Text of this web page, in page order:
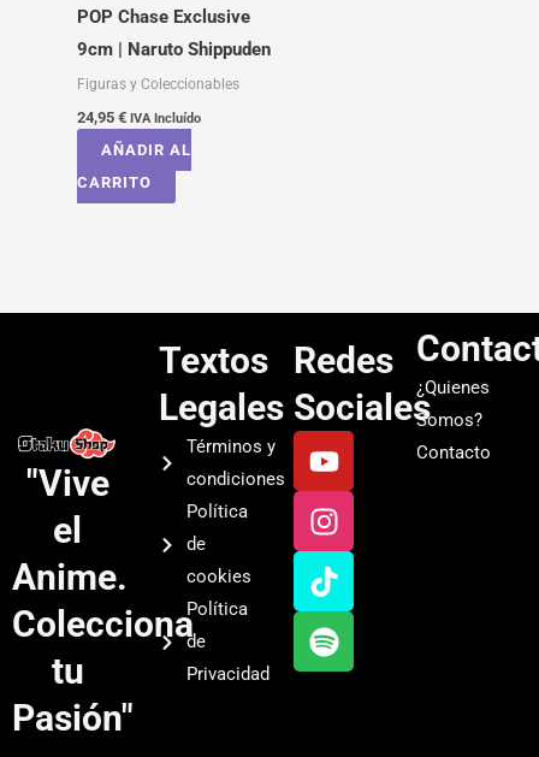
POP Chase Exclusive
9cm | Naruto Shippuden
Figuras y Coleccionables
24,95 € IVA Incluído
AÑADIR AL
CARRITO
"Vive
el
Anime.
Colecciona
tu
Pasión"
Textos
Legales
Términos y
condiciones
Política
de
cookies
Política
de
Privacidad
Redes
Sociales
Y
o
u
t
u
b
e
I
n
s
t
a
g
r
a
T
i
k
t
o
k
S
p
o
t
i
f
y
¿Quienes
Somos?
Contacto